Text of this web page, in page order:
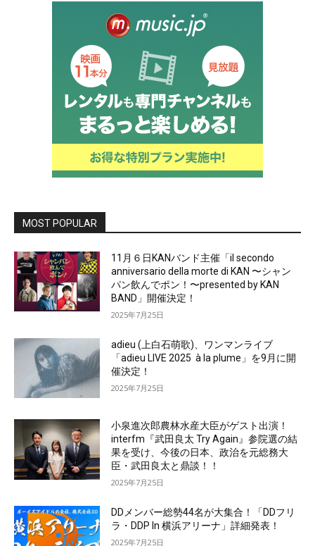
MOST POPULAR
11月６日KANバンド主催「il secondo
anniversario della morte di KAN 〜シャン
パン飲んでポン！〜presented by KAN
BAND」開催決定！
2025年7月25日
adieu (上白石萌歌)、ワンマンライブ
「adieu LIVE 2025 à la plume」を9月に開
催決定！
2025年7月25日
小泉進次郎農林水産大臣がゲスト出演！
interfm『武田良太 Try Again』参院選の結
果を受け、今後の日本、政治を元総務大
臣・武田良太と鼎談！！
2025年7月25日
DDメンバー総勢44名が大集合！「DDフリ
ラ・DDP In 横浜アリーナ」詳細発表！
2025年7月25日